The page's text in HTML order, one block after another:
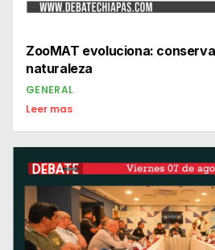
ZooMAT evoluciona:
naturaleza
GENERAL
Leer mas